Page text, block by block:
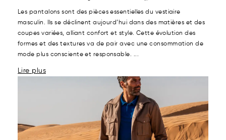
Les pantalons sont des pièces essentielles du vestiaire
masculin. Ils se déclinent aujourd’hui dans des matières et des
coupes variées, alliant confort et style. Cette évolution des
formes et des textures va de pair avec une consommation de
mode plus consciente et responsable. ...
Lire plus